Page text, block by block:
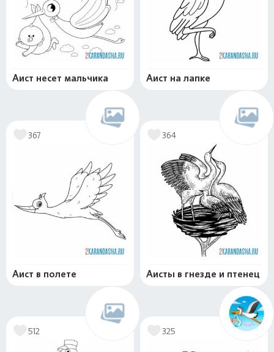
Аист несет мальчика Аист на лапке
367
Аист в полете
364
Аисты в гнезде и птенец
512 325